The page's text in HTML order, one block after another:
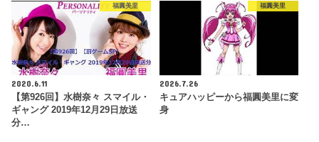
福圓美里
2020.6.11
【第926回】水樹奈々 スマイル・
ギャング 2019年12月29日放送
分…
福圓美里
2026.7.26
キュアハッピーから福圓美里に変
身